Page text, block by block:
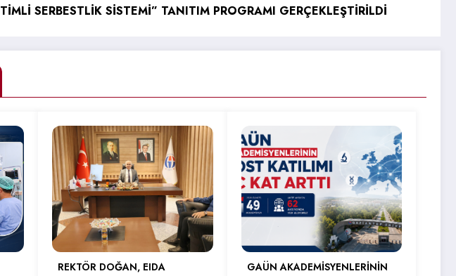
SERBESTLİK SİSTEMİ” TANITIM PROGRAMI GERÇEKLEŞTİRİLDİ
REKTÖR DOĞAN, EIDA
GAÜN AKADEMİSYENLERİNİN